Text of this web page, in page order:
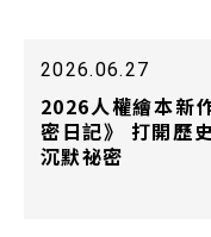
2026.06.27
2026人權繪本新
密日記》 打開歷
沉默祕密